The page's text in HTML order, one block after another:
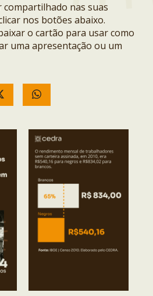
compartilhado nas suas
nos botões abaixo.
o cartão para usar como
uma apresentação ou um